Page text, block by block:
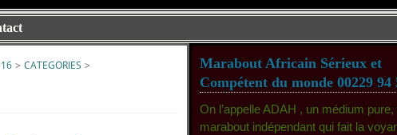
> CATEGORIES >
Marabout Africain Sérieux et
Compétent du monde 00229 94
On l’appelle ADAH , un médium
marabout indépendant qui fait la